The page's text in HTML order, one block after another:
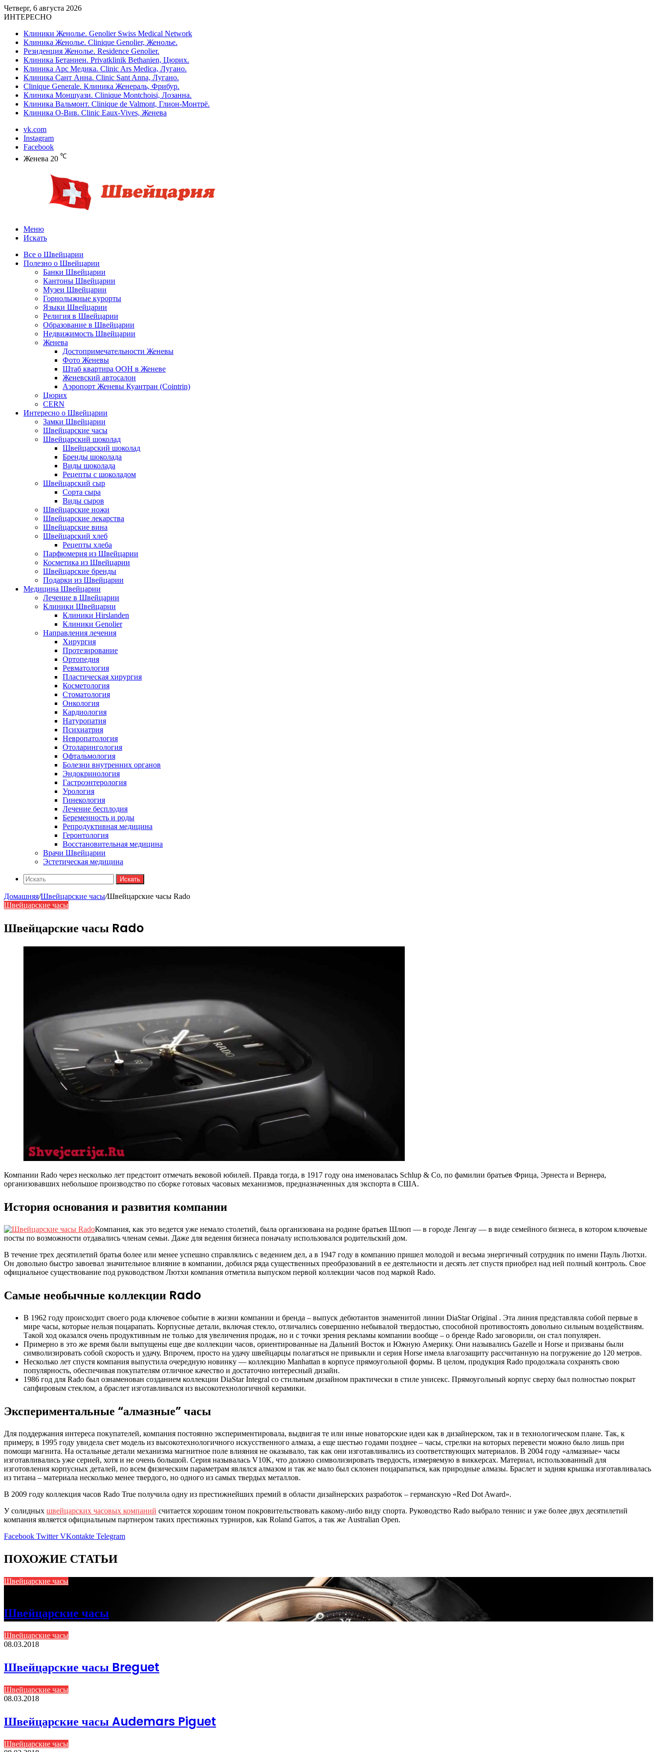
Четверг, 6 августа 2026
ИНТЕРЕСНО
Клиники Женолье. Genolier Swiss Medical Network
Клиника Женолье. Clinique Genolier, Женолье.
Резиденция Женолье. Residence Genolier.
Клиника Бетаниен. Privatklinik Bethanien, Цюрих.
Клиника Арс Медика. Clinic Ars Medica, Лугано.
Клиника Сант Анна. Clinic Sant Anna, Лугано.
Clinique Generale. Клиника Женераль, Фрибур.
Клиника Моншуази. Clinique Montchoisi, Лозанна.
Клиника Вальмонт. Clinique de Valmont, Глион-Монтрё.
Клиника О-Вив. Clinic Eaux-Vives, Женева
vk.com
Instagram
Facebook
Женева 20 ℃
Меню
Искать
Все о Швейцарии
Полезно о Швейцарии
Банки Швейцарии
Кантоны Швейцарии
Музеи Швейцарии
Горнолыжные курорты
Языки Швейцарии
Религия в Швейцарии
Образование в Швейцарии
Недвижимость Швейцарии
Женева
Достопримечательности Женевы
Фото Женевы
Штаб квартира ООН в Женеве
Женевский автосалон
Аэропорт Женевы Куантран (Cointrin)
Цюрих
CERN
Интересно о Швейцарии
Замки Швейцарии
Швейцарские часы
Швейцарский шоколад
Швейцарский шоколад
Бренды шоколада
Виды шоколада
Рецепты с шоколадом
Швейцарский сыр
Сорта сыра
Виды сыров
Швейцарские ножи
Швейцарские лекарства
Швейцарские вина
Швейцарский хлеб
Рецепты хлеба
Парфюмерия из Швейцарии
Косметика из Швейцарии
Швейцарские бренды
Подарки из Швейцарии
Медицина Швейцарии
Лечение в Швейцарии
Клиники Швейцарии
Клиники Hirslanden
Клиники Genolier
Направления лечения
Хирургия
Протезирование
Ортопедия
Ревматология
Пластическая хирургия
Косметология
Стоматология
Онкология
Кардиология
Натуропатия
Психиатрия
Невропатология
Отоларингология
Офтальмология
Болезни внутренних органов
Эндокринология
Гастроэнтерология
Урология
Гинекология
Лечение бесплодия
Беременность и роды
Репродуктивная медицина
Геронтология
Восстановительная медицина
Врачи Швейцарии
Эстетическая медицина
Искать
Домашняя/Швейцарские часы/Швейцарские часы Rado
Швейцарские часы
Швейцарские часы Rado
Компании Rado через несколько лет предстоит отмечать вековой юбилей. Правда тогда, в 1917 году она именовалась Schlup & Co, по фамилии братьев Фрица, Эрнеста и Вернера,
организовавших небольшое производство по сборке готовых часовых механизмов, предназначенных для экспорта в США.
История основания и развития компании
Компания, как это ведется уже немало столетий, была организована на родине братьев Шлюп — в городе Ленгау — в виде семейного бизнеса, в котором ключевые
посты по возможности отдавались членам семьи. Даже для ведения бизнеса поначалу использовался родительский дом.
В течение трех десятилетий братья более или менее успешно справлялись с ведением дел, а в 1947 году в компанию пришел молодой и весьма энергичный сотрудник по имени Пауль Лютхи.
Он довольно быстро завоевал значительное влияние в компании, добился ряда существенных преобразований в ее деятельности и десять лет спустя приобрел над ней полный контроль. Свое
официальное существование под руководством Лютхи компания отметила выпуском первой коллекции часов под маркой Rado.
Самые необычные коллекции Rado
В 1962 году происходит своего рода ключевое событие в жизни компании и бренда – выпуск дебютантов знаменитой линии DiaStar Original . Эта линия представляла собой первые в
мире часы, которые нельзя поцарапать. Корпусные детали, включая стекло, отличались совершенно небывалой твердостью, способной противостоять довольно сильным воздействиям.
Такой ход оказался очень продуктивным не только для увеличения продаж, но и с точки зрения рекламы компании вообще – о бренде Rado заговорили, он стал популярен.
Примерно в это же время были выпущены еще две коллекции часов, ориентированные на Дальний Восток и Южную Америку. Они назывались Gazelle и Horse и призваны были
символизировать собой скорость и удачу. Впрочем, просто на удачу швейцарцы полагаться не привыкли и серия Horse имела влагозащиту рассчитанную на погружение до 120 метров.
Несколько лет спустя компания выпустила очередную новинку — коллекцию Manhattan в корпусе прямоугольной формы. В целом, продукция Rado продолжала сохранять свою
популярность, обеспечивая покупателям отличное качество и достаточно интересный дизайн.
1986 год для Rado был ознаменован созданием коллекции DiaStar Integral со стильным дизайном практически в стиле унисекс. Прямоугольный корпус сверху был полностью покрыт
сапфировым стеклом, а браслет изготавливался из высокотехнологичной керамики.
Экспериментальные “алмазные” часы
Для поддержания интереса покупателей, компания постоянно экспериментировала, выдвигая те или иные новаторские идеи как в дизайнерском, так и в технологическом плане. Так, к
примеру, в 1995 году увидела свет модель из высокотехнологичного искусственного алмаза, а еще шестью годами позднее – часы, стрелки на которых перевести можно было лишь при
помощи магнита. На остальные детали механизма магнитное поле влияния не оказывало, так как они изготавливались из соответствующих материалов. В 2004 году «алмазные» часы
изготавливались уже серией, хотя и не очень большой. Серия называлась V10K, что должно символизировать твердость, измеряемую в виккерсах. Материал, использованный для
изготовления корпусных деталей, по всем физическим параметрам являлся алмазом и так же мало был склонен поцарапаться, как природные алмазы. Браслет и задняя крышка изготавливалась
из титана – материала несколько менее твердого, но одного из самых твердых металлов.
В 2009 году коллекция часов Rado True получила одну из престижнейших премий в области дизайнерских разработок – германскую «Red Dot Award».
У солидных швейцарских часовых компаний считается хорошим тоном покровительствовать какому-либо виду спорта. Руководство Rado выбрало теннис и уже более двух десятилетий
компания является официальным партнером таких престижных турниров, как Roland Garros, а так же Australian Open.
Facebook Twitter VKontakte Telegram
ПОХОЖИЕ СТАТЬИ
Швейцарские часы
Швейцарские часы
Швейцарские часы
08.03.2018
Швейцарские часы Breguet
Швейцарские часы
08.03.2018
Швейцарские часы Audemars Piguet
Швейцарские часы